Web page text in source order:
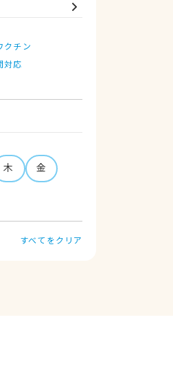
クチン
対応
木
金
すべてをクリア